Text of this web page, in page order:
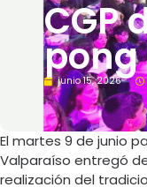
CGP
junio 15, 2026
El martes 9 de junio
Valparaíso entregó
realización del